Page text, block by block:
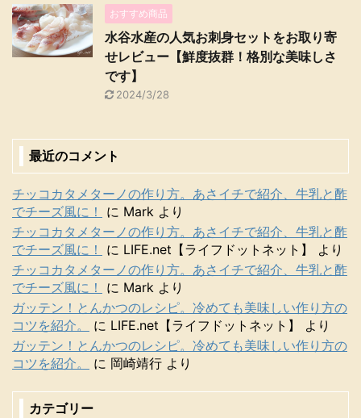
おすすめ商品
水谷水産の人気お刺身セットをお取り寄
せレビュー【鮮度抜群！格別な美味しさ
です】
2024/3/28
最近のコメント
チッコカタメターノの作り方。あさイチで紹介、牛乳と酢
でチーズ風に！
に Mark より
チッコカタメターノの作り方。あさイチで紹介、牛乳と酢
でチーズ風に！
に LIFE.net【ライフドットネット】
より
チッコカタメターノの作り方。あさイチで紹介、牛乳と酢
でチーズ風に！
に Mark より
ガッテン！とんかつのレシピ。冷めても美味しい作り方の
コツを紹介。
に LIFE.net【ライフドットネット】
より
ガッテン！とんかつのレシピ。冷めても美味しい作り方の
コツを紹介。
に 岡崎靖行 より
カテゴリー